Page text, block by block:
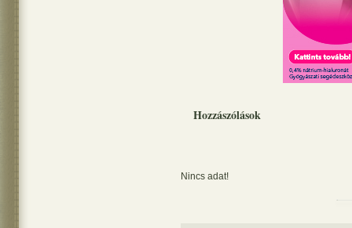
Hozzászólások
Nincs adat!